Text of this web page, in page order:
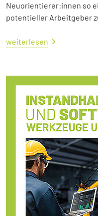
Neuorientierer:innen so
potentieller Arbeitgeber
weiterlesen